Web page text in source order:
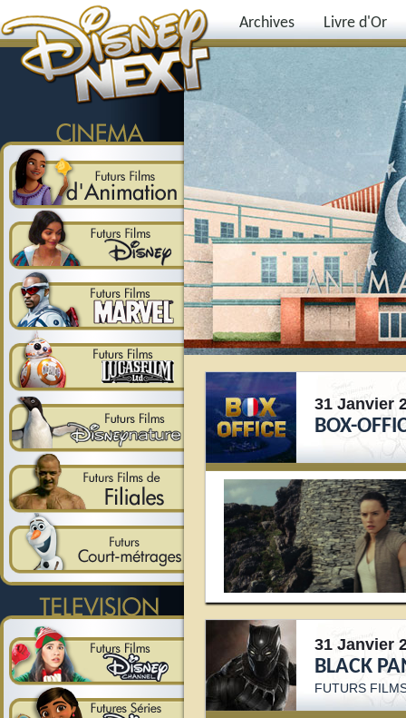
Archives Livre d'Or
31 Janvier
BOX-
31 Janvier
BLACK
FUTURS